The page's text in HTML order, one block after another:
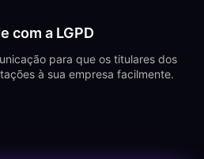
com a LGPD
para que os titulares dos
à sua empresa facilmente.